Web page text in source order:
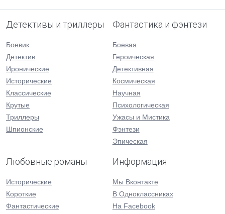
Детективы и триллеры
Боевик
Детектив
Иронические
Исторические
Классические
Крутые
Триллеры
Шпионские
Фантастика и фэнтези
Боевая
Героическая
Детективная
Космическая
Научная
Психологическая
Ужасы и Мистика
Фэнтези
Эпическая
Любовные романы
Исторические
Короткие
Фантастические
Информация
Мы Вконтакте
В Одноклассниках
На Facebook